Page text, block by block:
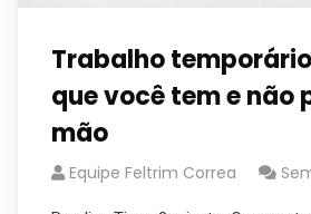
Trabalho
que você tem e não
mão
Equipe Feltrim Correa